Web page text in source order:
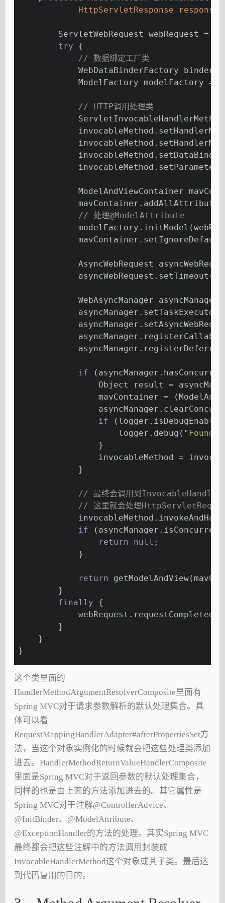
HttpServletResponse
        ServletWebRequest webRequest =
try {
// 数据绑定工厂类
WebDataBinderFactory
ModelFactory modelFactory =
// HTTP调用处理类
ModelAndViewContainer
// 处理@ModelAttribute
AsyncWebRequest
            asyncWebRequest.setTimeout(
WebAsyncManager
            asyncManager.setTaskExecutor(
if
Object result =
mavContainer =
if
                    logger.debug(
"Found
                }
invocableMethod =
            }
// 最终会调用到
// 这里就会处理
if
return
null ;
            }
return
        }
finally {
        }
    }
}
这个类里面的
HandlerMethodArgumentResolverComposite里面有
Spring MVC对于请求参数解析的默认处理集合。具
体可以看
RequestMappingHandlerAdapter#afterPropertiesSet方
法，当这个对象实例化的时候就会把这些处理类添加
进去。HandlerMethodReturnValueHandlerComposite
里面是Spring MVC对于返回参数的默认处理集合，
同样的也是由上面的方法添加进去的。其它属性是
Spring MVC对于注解@ControllerAdvice、
@InitBinder、@ModelAttribute、
@ExceptionHandler的方法的处理。其实Spring MVC
最终都会把这些注解中的方法调用封装成
InvocableHandlerMethod这个对象或其子类。最后达
到代码复用的目的。